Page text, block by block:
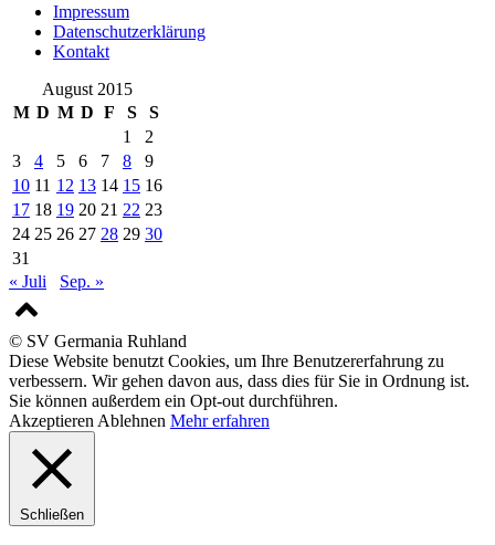
Impressum
Datenschutzerklärung
Kontakt
August 2015
M D M D F S
S
1
2
3
4 5 6 7 8
9
10 11 12 13 14 15 16
17 18 19 20 21 22 23
24 25 26 27 28 29 30
31
« Juli
Sep. »
© SV Germania Ruhland
Diese Website benutzt Cookies, um Ihre Benutzererfahrung zu
verbessern. Wir gehen davon aus, dass dies für Sie in Ordnung ist.
Sie können außerdem ein Opt-out durchführen.
Akzeptieren Ablehnen Mehr erfahren
Schließen